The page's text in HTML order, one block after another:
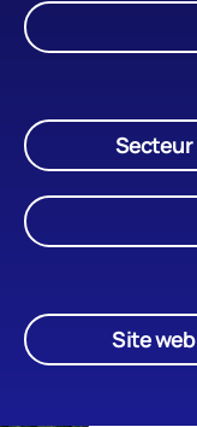
Secteur
Site web